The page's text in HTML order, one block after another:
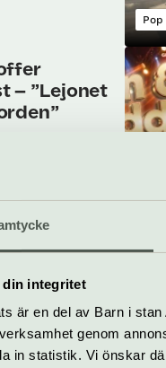
din integritet
är en del av Barn i
genom
in statistik. Vi önskar
Pop
– ”Lejonet